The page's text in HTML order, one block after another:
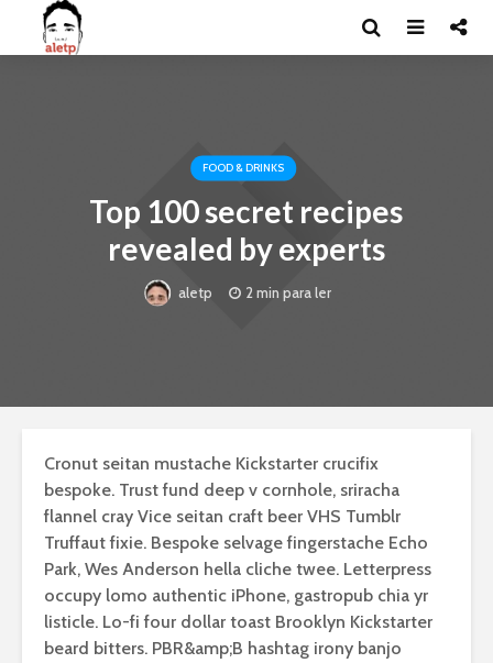
FOOD & DRINKS
Top 100 secret recipes
revealed by experts
aletp 2 min para ler
Cronut seitan mustache Kickstarter crucifix
bespoke. Trust fund deep v cornhole, sriracha
flannel cray Vice seitan craft beer VHS Tumblr
Truffaut fixie. Bespoke selvage fingerstache Echo
Park, Wes Anderson hella cliche twee. Letterpress
occupy lomo authentic iPhone, gastropub chia yr
listicle. Lo-fi four dollar toast Brooklyn Kickstarter
beard bitters. PBR&amp;B hashtag irony banjo